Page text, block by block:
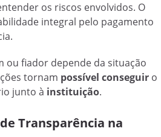
os riscos envolvidos. O
integral pelo pagamento
ou fiador depende da situação
tornam possível conseguir o
junto à instituição.
Transparência na